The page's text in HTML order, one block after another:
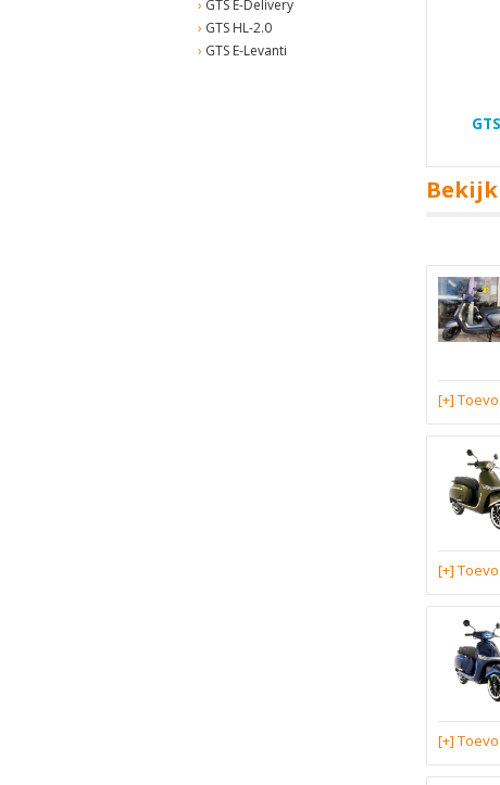
GTS E-Delivery
GTS HL-2.0
GTS E-Levanti
[+]
[+]
[+]